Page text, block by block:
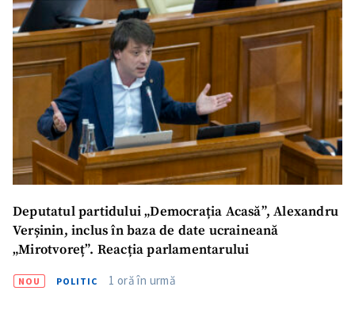
Deputatul partidului „Democrația Acasă”, Alexandru
Verșinin, inclus în baza de date ucraineană
„Mirotvoreț”. Reacția parlamentarului
NOU POLITIC 1 oră în urmă
Nume+ Numele meu
Email + Emailul meu
Telefon
+ Telefon personal
Am citit și sunt de
acord cu politica de
confidențialitate.
TRIMITE ȘTIREA